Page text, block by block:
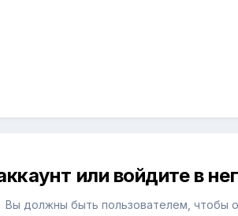
или войдите в
Вы должны быть пользователем, чтобы